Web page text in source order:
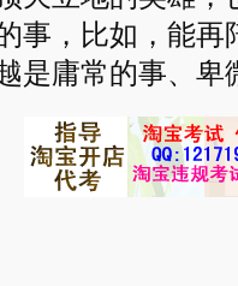
事，比如，能
是庸常的事、